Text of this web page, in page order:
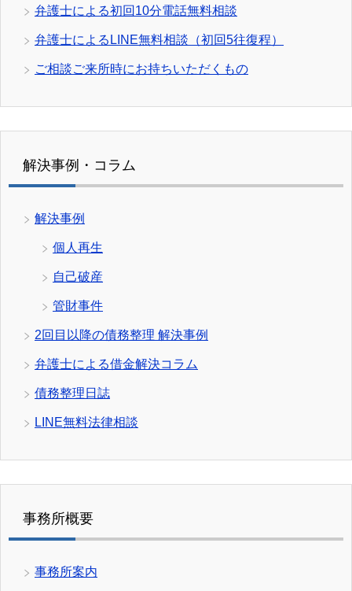
弁護士による初回10分電話無料相談
弁護士によるLINE無料相談（初回5往復程）
ご相談ご来所時にお持ちいただくもの
解決事例・コラム
解決事例
個人再生
自己破産
管財事件
2回目以降の債務整理 解決事例
弁護士による借金解決コラム
債務整理日誌
LINE無料法律相談
事務所概要
事務所案内